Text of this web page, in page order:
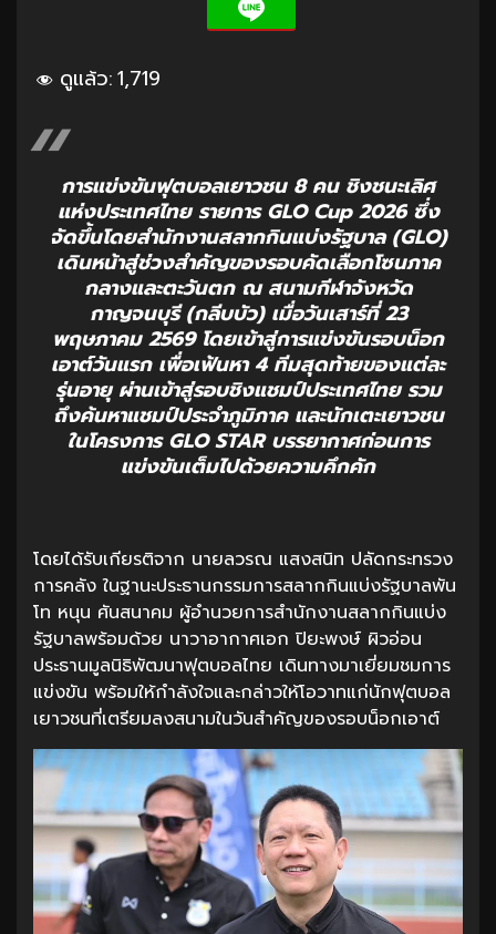
ดูแล้ว:1,719
การแข่งขันฟุตบอลเยาวชน 8 คน ชิงชนะเลิศ
แห่งประเทศไทย รายการ GLO Cup 2026 ซึ่ง
จัดขึ้นโดยสำนักงานสลากกินแบ่งรัฐบาล (GLO)
เดินหน้าสู่ช่วงสำคัญของรอบคัดเลือกโซนภาค
กลางและตะวันตก ณ สนามกีฬาจังหวัด
กาญจนบุรี (กลีบบัว) เมื่อวันเสาร์ที่ 23
พฤษภาคม 2569 โดยเข้าสู่การแข่งขันรอบน็อก
เอาต์วันแรก เพื่อเฟ้นหา 4 ทีมสุดท้ายของแต่ละ
รุ่นอายุ ผ่านเข้าสู่รอบชิงแชมป์ประเทศไทย รวม
ถึงค้นหาแชมป์ประจำภูมิภาค และนักเตะเยาวชน
ในโครงการ GLO STAR บรรยากาศก่อนการ
แข่งขันเต็มไปด้วยความคึกคัก
โดยได้รับเกียรติจาก นายลวรณ แสงสนิท ปลัดกระทรวง
การคลัง ในฐานะประธานกรรมการสลากกินแบ่งรัฐบาลพัน
โท หนุน ศันสนาคม ผู้อำนวยการสำนักงานสลากกินแบ่ง
รัฐบาลพร้อมด้วย นาวาอากาศเอก ปิยะพงษ์ ผิวอ่อน
ประธานมูลนิธิพัฒนาฟุตบอลไทย เดินทางมาเยี่ยมชมการ
แข่งขัน พร้อมให้กำลังใจและกล่าวให้โอวาทแก่นักฟุตบอล
เยาวชนที่เตรียมลงสนามในวันสำคัญของรอบน็อกเอาต์